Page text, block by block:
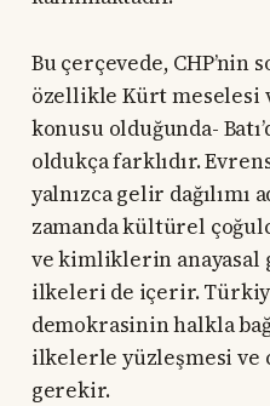
Bu çerçevede, CHP’nin
özellikle Kürt meselesi
konusu olduğunda-
oldukça farklıdır.
yalnızca gelir dağılımı
zamanda kültürel
ve kimliklerin anayasal
ilkeleri de içerir.
demokrasinin halkla
ilkelerle yüzleşmesi ve
gerekir.